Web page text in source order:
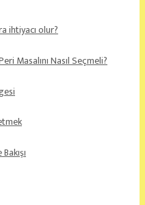
ihtiyacı olur?
Masalını Nasıl Seçmeli?